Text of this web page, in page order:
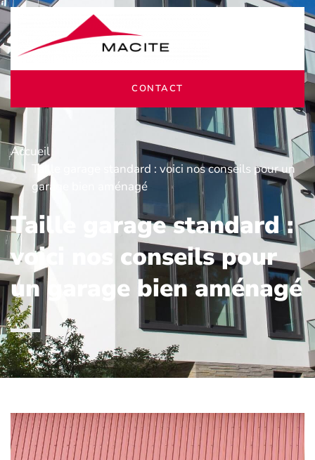
CONTACT
Accueil
Taille garage standard : voici nos conseils pour un
garage bien aménagé
Taille garage standard :
voici nos conseils pour
un garage bien aménagé